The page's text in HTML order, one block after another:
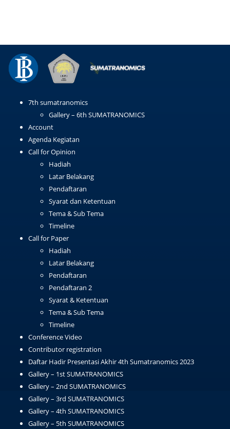
7th sumatranomics
Gallery – 6th SUMATRANOMICS
Account
Agenda Kegiatan
Call for Opinion
Hadiah
Latar Belakang
Pendaftaran
Syarat dan Ketentuan
Tema & Sub Tema
Timeline
Call for Paper
Hadiah
Latar Belakang
Pendaftaran
Pendaftaran 2
Syarat & Ketentuan
Tema & Sub Tema
Timeline
Conference Video
Contributor registration
Daftar Hadir Presentasi Akhir 4th Sumatranomics 2023
Gallery – 1st SUMATRANOMICS
Gallery – 2nd SUMATRANOMICS
Gallery – 3rd SUMATRANOMICS
Gallery – 4th SUMATRANOMICS
Gallery – 5th SUMATRANOMICS